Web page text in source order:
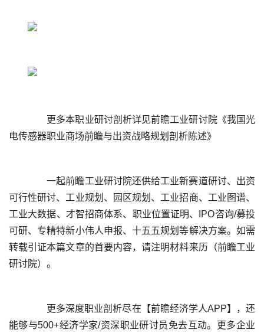
可行性研讨、工业规划、园区规划、工业招商、工业图谱、
工业大数据、才智招商体系、职业位置证明、IPO咨询/募投
可研、专精特新小伟人申报、十五五规划等解决方案。如需
转载引证本篇文章的首要内容，请注明材料来历（前瞻工业
能够与500+经济学家/资深职业研讨员免去互动。更多企业